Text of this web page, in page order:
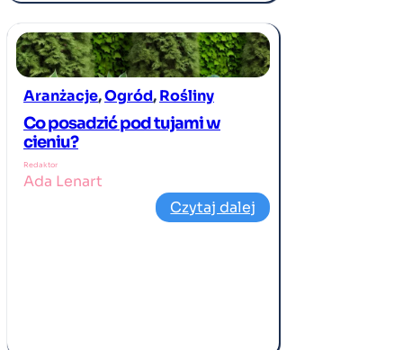
Aranżacje, Ogród, Rośliny
Co posadzić pod tujami w
cieniu?
Redaktor
Ada Lenart
Czytaj dalej